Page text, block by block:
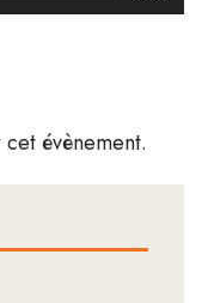
évènement.